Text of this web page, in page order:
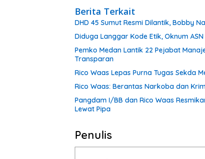
Berita Terkait
DHD 45 Sumut Resmi Dilantik, Bobby
Diduga Langgar Kode Etik, Oknum
Pemko Medan Lantik 22 Pejabat
Transparan
Rico Waas Lepas Purna Tugas Sekda
Rico Waas: Berantas Narkoba dan
Pangdam I/BB dan Rico Waas
Lewat Pipa
Penulis